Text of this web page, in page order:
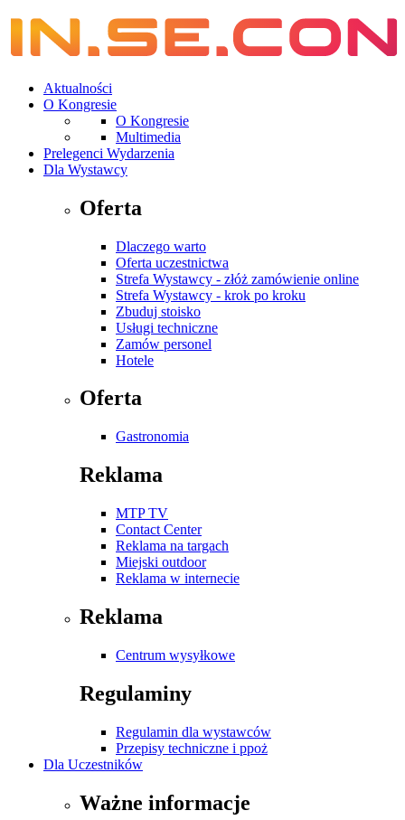
Aktualności
O Kongresie
O Kongresie
Multimedia
Prelegenci Wydarzenia
Dla Wystawcy
Oferta
Dlaczego warto
Oferta uczestnictwa
Strefa Wystawcy - złóż zamówienie online
Strefa Wystawcy - krok po kroku
Zbuduj stoisko
Usługi techniczne
Zamów personel
Hotele
Oferta
Gastronomia
Reklama
MTP TV
Contact Center
Reklama na targach
Miejski outdoor
Reklama w internecie
Reklama
Centrum wysyłkowe
Regulaminy
Regulamin dla wystawców
Przepisy techniczne i ppoż
Dla Uczestników
Ważne informacje